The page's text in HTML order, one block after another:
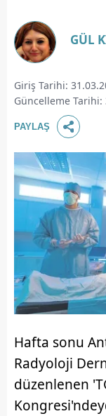
GÜL
Giriş Tarihi:
Güncelleme Tarihi:
PAYLAŞ
Hafta sonu
Radyoloji
düzenlenen